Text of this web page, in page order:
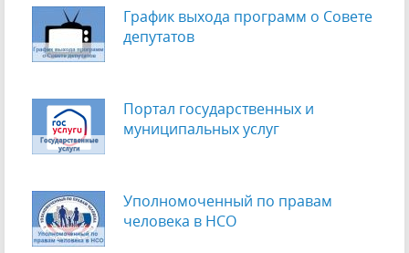
График выхода программ о Cовете
депутатов
Портал государственных и
муниципальных услуг
Уполномоченный по правам
человека в НСО